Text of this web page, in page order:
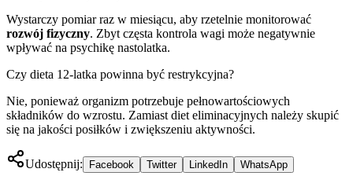
Wystarczy pomiar raz w miesiącu, aby rzetelnie monitorować
rozwój fizyczny. Zbyt częsta kontrola wagi może negatywnie
wpływać na psychikę nastolatka.
Czy dieta 12-latka powinna być restrykcyjna?
Nie, ponieważ organizm potrzebuje pełnowartościowych
składników do wzrostu. Zamiast diet eliminacyjnych należy skupić
się na jakości posiłków i zwiększeniu aktywności.
Udostępnij: Facebook Twitter LinkedIn WhatsApp